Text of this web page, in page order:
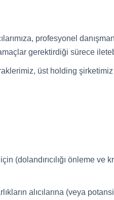
profesyonel
gerektirdiği sürece
üst holding
(dolandırıcılığı önleme ve
alıcılarına (veya